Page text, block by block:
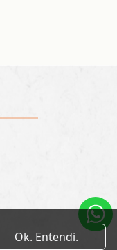
Ok. Entendi.